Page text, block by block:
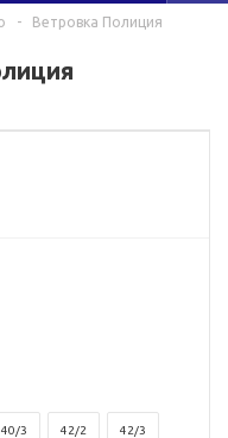
- Ветровка Полиция
40/3 42/2 42/3